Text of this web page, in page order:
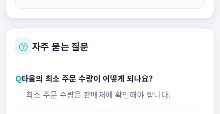
자주 묻는 질문
Q타올의 최소 주문 수량이 어떻게 되나요?
최소 주문 수량은 판매처에 확인해야 합니다.